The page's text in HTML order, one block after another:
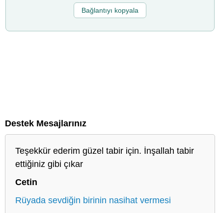
Bağlantıyı kopyala
Destek Mesajlarınız
Teşekkür ederim güzel tabir için. İnşallah tabir
ettiğiniz gibi çıkar
Cetin
Rüyada sevdiğin birinin nasihat vermesi